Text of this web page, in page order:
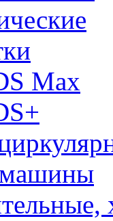
Max
машины